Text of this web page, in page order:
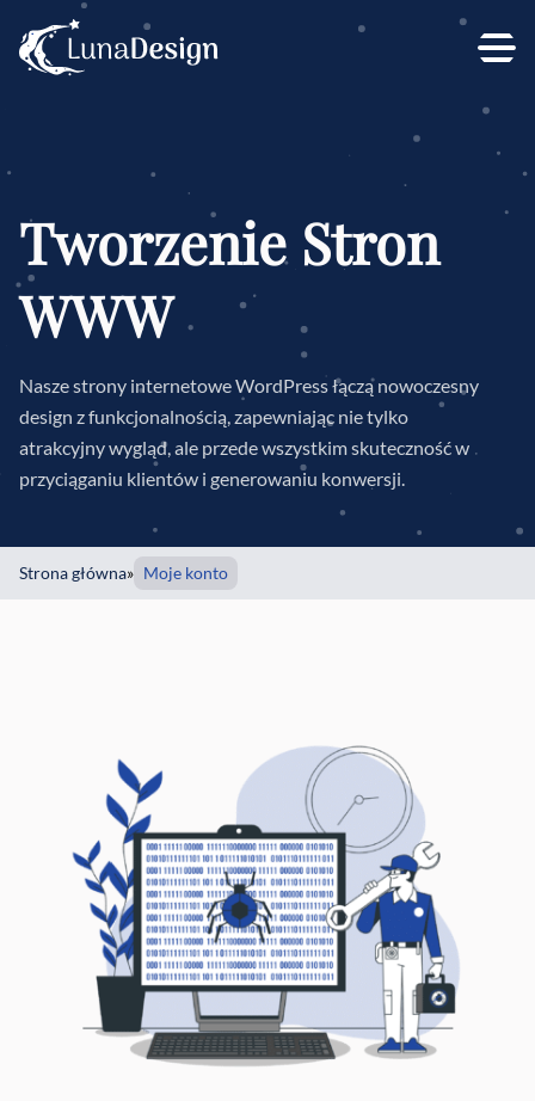
Tworzenie Stron
WWW
Nasze strony internetowe WordPress łączą nowoczesny
design z funkcjonalnością, zapewniając nie tylko
atrakcyjny wygląd, ale przede wszystkim skuteczność w
przyciąganiu klientów i generowaniu konwersji.
Strona główna» Moje konto